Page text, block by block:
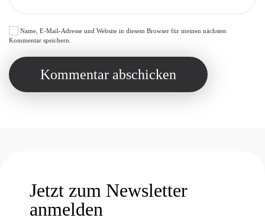
Name, E-Mail-Adresse und Website in diesem Browser für meinen nächsten
Kommentar speichern.
Kommentar abschicken
Jetzt zum Newsletter
anmelden